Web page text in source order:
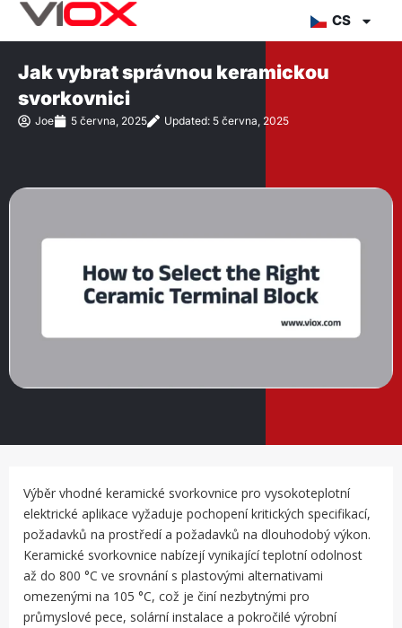
Přejít
CS
Jak vybrat správnou keramickou
svorkovnici
Joe 5 června, 2025 Updated: 5 června, 2025
Výběr vhodné keramické svorkovnice pro vysokoteplotní
elektrické aplikace vyžaduje pochopení kritických specifikací,
požadavků na prostředí a požadavků na dlouhodobý výkon.
Keramické svorkovnice nabízejí vynikající teplotní odolnost
až do 800 °C ve srovnání s plastovými alternativami
omezenými na 105 °C, což je činí nezbytnými pro
průmyslové pece, solární instalace a pokročilé výrobní